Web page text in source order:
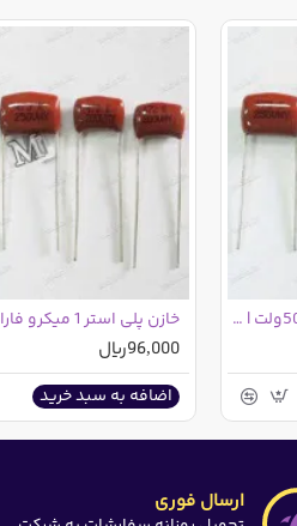
خازن پلی استر 22 نانو فاراد 50ولت | 22nF 50V
96,000ریال
اضافه به سبد خرید
ارسال فوری